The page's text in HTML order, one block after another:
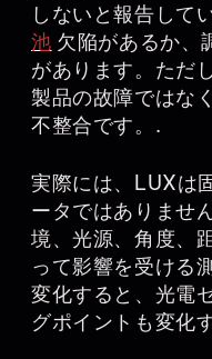
しないと報告して
池 欠陥があるか、
があります。ただ
製品の故障ではな
不整合です。.
実際には、LUXは
ータではありませ
境、光源、角度、
って影響を受ける
変化すると、光電
グポイントも変化